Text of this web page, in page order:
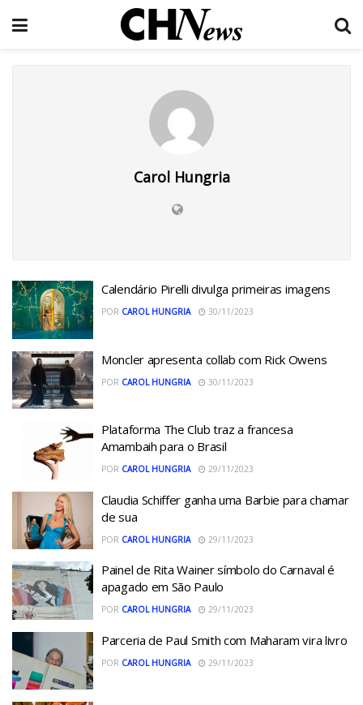
Carol Hungria
Calendário Pirelli divulga primeiras imagens
POR CAROL HUNGRIA 30/11/2023
Moncler apresenta collab com Rick Owens
POR CAROL HUNGRIA 30/11/2023
Plataforma The Club traz a francesa
Amambaih para o Brasil
POR CAROL HUNGRIA 29/11/2023
Claudia Schiffer ganha uma Barbie para chamar
de sua
POR CAROL HUNGRIA 29/11/2023
Painel de Rita Wainer símbolo do Carnaval é
apagado em São Paulo
POR CAROL HUNGRIA 29/11/2023
Parceria de Paul Smith com Maharam vira livro
POR CAROL HUNGRIA 29/11/2023